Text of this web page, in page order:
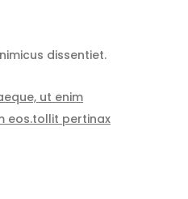
dissentiet.
ut enim
eos.tollit pertinax